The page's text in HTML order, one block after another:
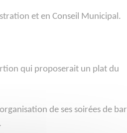
et en Conseil Municipal.
qui proposerait un plat du
de ses soirées de bar